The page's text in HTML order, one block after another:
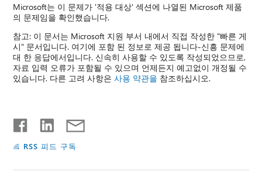
Microsoft는 이 문제가 '적용 대상' 섹션에 나열된 Microsoft 제품
의 문제임을 확인했습니다.
참고: 이 문서는 Microsoft 지원 부서 내에서 직접 작성한 "빠른 게
시" 문서입니다. 여기에 포함 된 정보로 제공 됩니다-신흥 문제에
대 한 응답에서입니다. 신속히 사용할 수 있도록 작성되었으므로,
자료 입력 오류가 포함될 수 있으며 언제든지 예고없이 개정될 수
있습니다. 다른 고려 사항은사용 약관을 참조하십시오.
RSS 피드 구독